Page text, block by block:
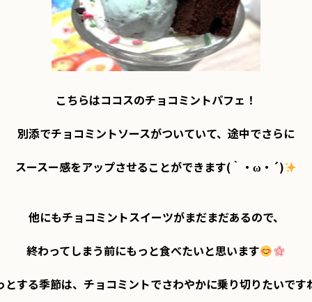
こちらはココスのチョコミントパフェ！
別添でチョコミントソースがついていて、途中でさらに
スースー感をアップさせることができます(｀・ω・´)
他にもチョコミントスイーツがまだまだあるので、
終わってしまう前にもっと食べたいと思います
とする季節は、チョコミントでさわやかに乗り切りたいです